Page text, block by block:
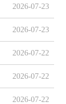
2026-07-23
2026-07-23
2026-07-22
2026-07-22
2026-07-22